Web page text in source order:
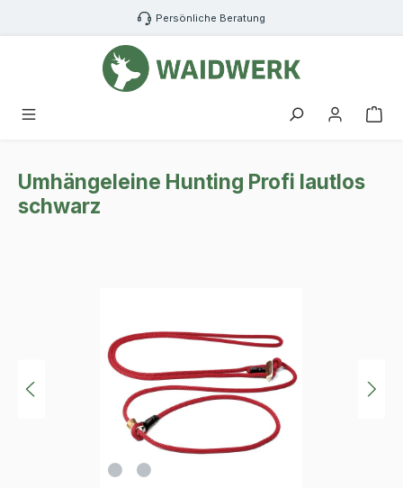
Zum Hauptinhalt springen Persönliche Beratung
Umhängeleine Hunting Profi lautlos
schwarz